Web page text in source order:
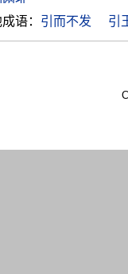
语： 引而不发 引